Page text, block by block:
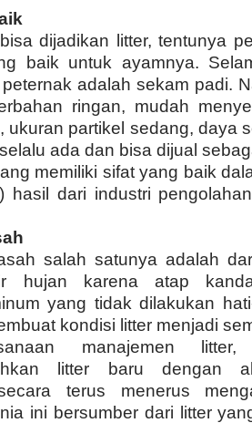
dijadikan litter, tentunya
baik untuk ayamnya.
adalah sekam padi.
ringan, mudah
ukuran partikel sedang, daya
ada dan bisa dijual
memiliki sifat yang baik
hasil dari industri
salah satunya adalah
hujan karena atap
yang tidak dilakukan
kondisi litter menjadi
manajemen
litter baru dengan
terus menerus
ini bersumber dari litter